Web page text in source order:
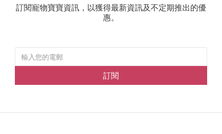
訂閱寵物寶寶資訊，以獲得最新資訊及不定期推出的優
惠。
訂閱